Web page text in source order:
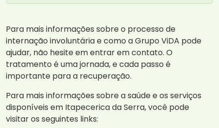
Para mais informações sobre o processo de
internação involuntária e como a Grupo ViDA pode
ajudar, não hesite em entrar em contato. O
tratamento é uma jornada, e cada passo é
importante para a recuperação.
Para mais informações sobre a saúde e os serviços
disponíveis em Itapecerica da Serra, você pode
visitar os seguintes links: